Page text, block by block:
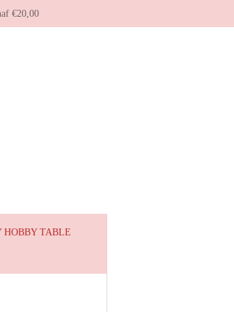
€20,00
HOBBY TABLE